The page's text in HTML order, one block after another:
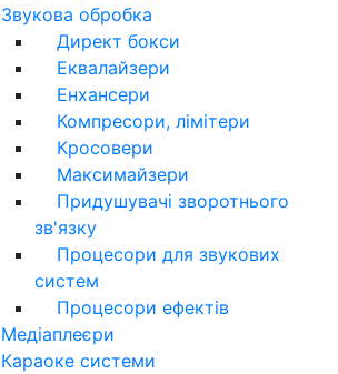
Звукова обробка
Директ бокси
Еквалайзери
Енхансери
Компресори, лімітери
Кросовери
Максимайзери
Придушувачі зворотнього
зв'язку
Процесори для звукових
систем
Процесори ефектів
Медіаплеєри
Караоке системи